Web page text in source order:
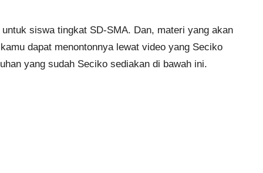
siswa tingkat SD-SMA. Dan, materi yang akan
dapat menontonnya lewat video yang Seciko
yang sudah Seciko sediakan di bawah ini.